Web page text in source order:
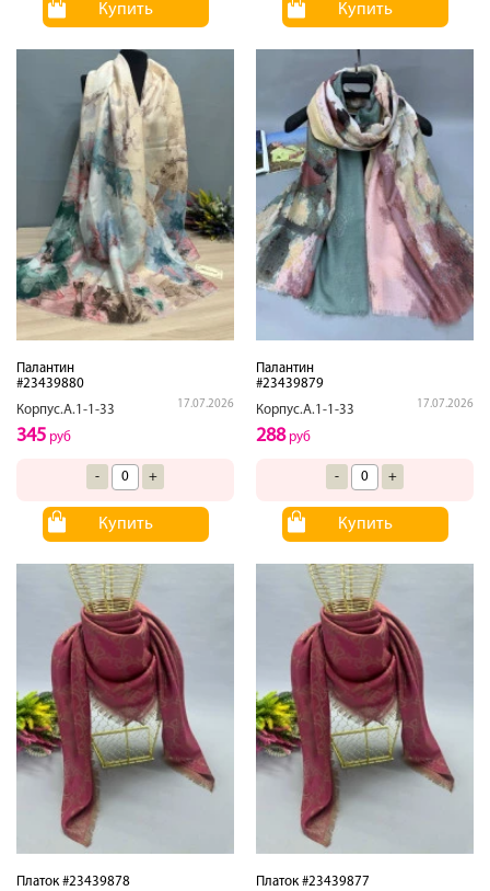
Купить Купить
Палантин
#23439880
Корпус.А.1-1-33
17.07.2026
345 руб
- +
Купить
Палантин
#23439879
Корпус.А.1-1-33
17.07.2026
288руб
- +
Купить
Платок #23439878
Платок #23439877